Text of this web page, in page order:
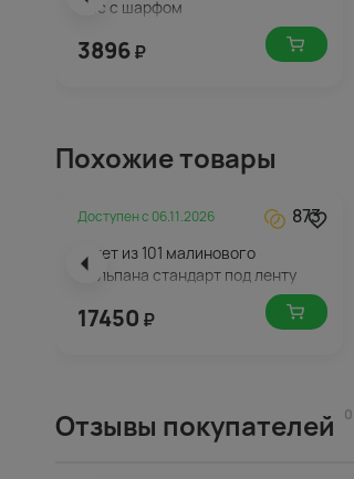
Лис с шарфом
3896₽
Похожие товары
Доступен с 06.11.2026 873
Букет из 101 малинового
тюльпана стандарт под ленту
17450 ₽
Отзывы покупателей 0